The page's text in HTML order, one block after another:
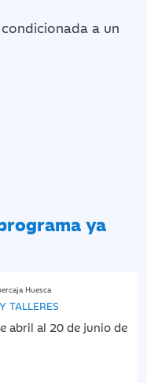
a un
ya
Huesca
TALLERES
abril al 20 de junio de